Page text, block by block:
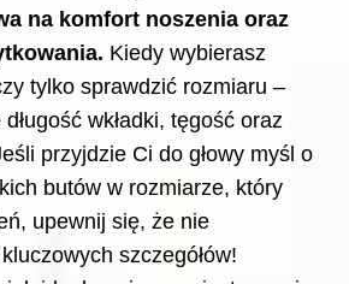
na komfort noszenia oraz
Kiedy wybierasz
tylko sprawdzić rozmiaru –
wkładki, tęgość oraz
przyjdzie Ci do głowy myśl o
butów w rozmiarze, który
upewnij się, że nie
szczegółów!